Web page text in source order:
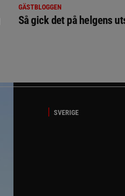
GÄSTBLOGGEN
Så gick det på helgens
SVERIGE